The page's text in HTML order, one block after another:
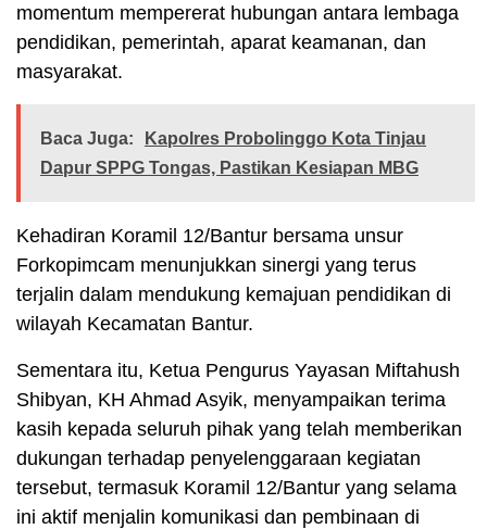
momentum mempererat hubungan antara lembaga
pendidikan, pemerintah, aparat keamanan, dan
masyarakat.
Baca Juga:
Kapolres Probolinggo Kota Tinjau
Dapur SPPG Tongas, Pastikan Kesiapan MBG
Kehadiran Koramil 12/Bantur bersama unsur
Forkopimcam menunjukkan sinergi yang terus
terjalin dalam mendukung kemajuan pendidikan di
wilayah Kecamatan Bantur.
Sementara itu, Ketua Pengurus Yayasan Miftahush
Shibyan, KH Ahmad Asyik, menyampaikan terima
kasih kepada seluruh pihak yang telah memberikan
dukungan terhadap penyelenggaraan kegiatan
tersebut, termasuk Koramil 12/Bantur yang selama
ini aktif menjalin komunikasi dan pembinaan di